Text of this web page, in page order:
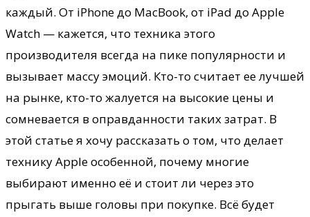
каждый. От iPhone до MacBook, от iPad до Apple
Watch — кажется, что техника этого
производителя всегда на пике популярности и
вызывает массу эмоций. Кто-то считает ее лучшей
на рынке, кто-то жалуется на высокие цены и
сомневается в оправданности таких затрат. В
этой статье я хочу рассказать о том, что делает
технику Apple особенной, почему многие
выбирают именно её и стоит ли через это
прыгать выше головы при покупке. Всё будет